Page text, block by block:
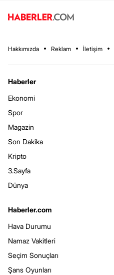
Hakkımızda Reklam İletişim
Haberler
Ekonomi
Spor
Magazin
Son Dakika
Kripto
3.Sayfa
Dünya
Haberler.com
Hava Durumu
Namaz Vakitleri
Seçim Sonuçları
Şans Oyunları